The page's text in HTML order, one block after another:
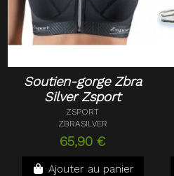
Soutien-gorge Zbra
Silver Zsport
ZSPORT
ZBRASILVER
65,90 €
Ajouter au panier